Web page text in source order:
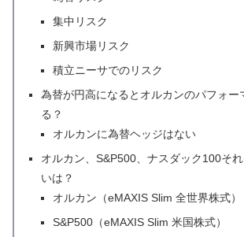
集中リスク
新興市場リスク
積立ニーサでのリスク
為替が円高になるとオルカンのパフォー
る？
オルカンに為替ヘッジはない
オルカン、S&P500、ナスダック100そ
いは？
オルカン（eMAXIS Slim 全世界株式）
S&P500（eMAXIS Slim 米国株式）